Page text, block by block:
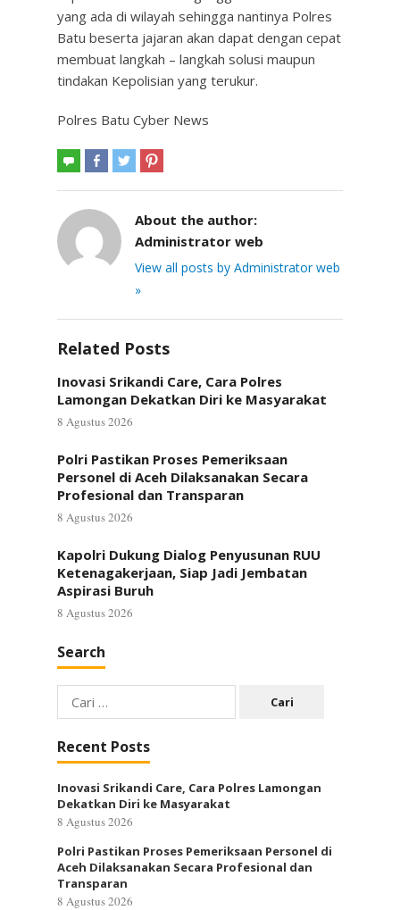
yang ada di wilayah sehingga nantinya Polres
Batu beserta jajaran akan dapat dengan cepat
membuat langkah – langkah solusi maupun
tindakan Kepolisian yang terukur.
Polres Batu Cyber News
About the author:
Administrator web
View all posts by Administrator web
»
Related Posts
Inovasi Srikandi Care, Cara Polres
Lamongan Dekatkan Diri ke Masyarakat
8 Agustus 2026
Polri Pastikan Proses Pemeriksaan
Personel di Aceh Dilaksanakan Secara
Profesional dan Transparan
8 Agustus 2026
Kapolri Dukung Dialog Penyusunan RUU
Ketenagakerjaan, Siap Jadi Jembatan
Aspirasi Buruh
8 Agustus 2026
Search
Cari
untuk:
Recent Posts
Inovasi Srikandi Care, Cara Polres Lamongan
Dekatkan Diri ke Masyarakat
8 Agustus 2026
Polri Pastikan Proses Pemeriksaan Personel di
Aceh Dilaksanakan Secara Profesional dan
Transparan
8 Agustus 2026